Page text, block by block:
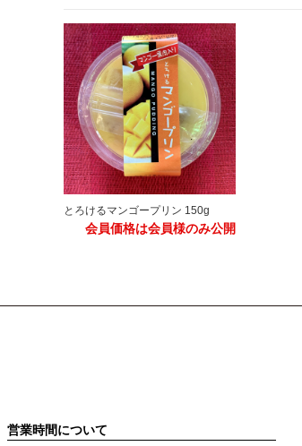
とろけるマンゴープリン 150g
会員価格は会員様のみ公開
営業時間について